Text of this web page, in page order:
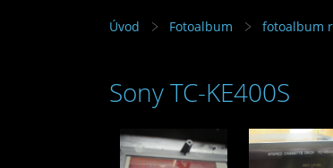
Úvod Fotoalbum fotoalbum
Sony TC-KE400S